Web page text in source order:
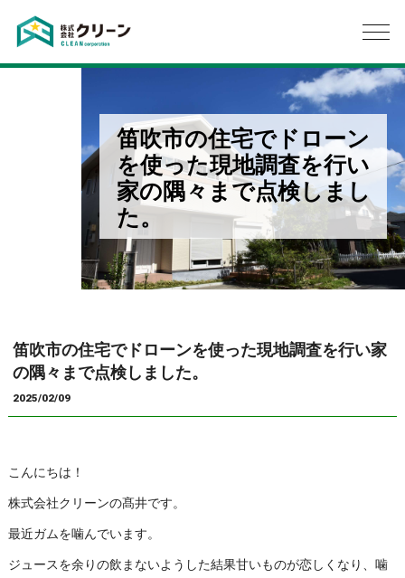
笛吹市の住宅でドローン
を使った現地調査を行い
家の隅々まで点検しまし
た。
笛吹市の住宅でドローンを使った現地調査を行い家
の隅々まで点検しました。
2025/02/09
こんにちは！
株式会社クリーンの髙井です。
最近ガムを噛んでいます。
ジュースを余りの飲まないようした結果甘いものが恋しくなり、噛